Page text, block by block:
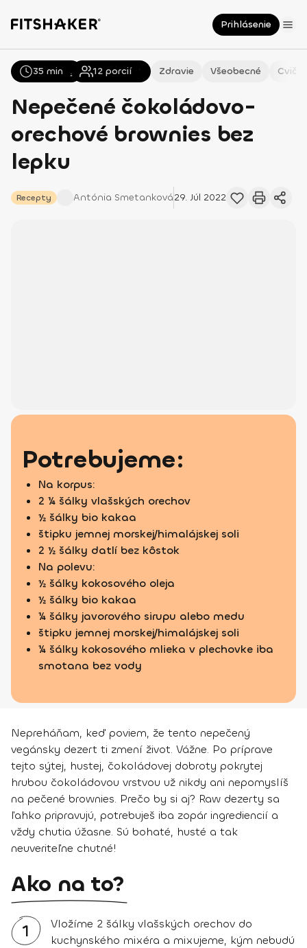
Prihlásenie
Všetky Recepty Zdravie Všeobecné
Nepečené čokoládovo-
orechové brownies bez
lepku
Recepty Antónia Smetanková29. Júl 2022
35 min 12 porcií
Potrebujeme:
Na korpus:
2 ¼ šálky vlašských orechov
½ šálky bio kakaa
štipku jemnej morskej/himalájskej soli
2 ½ šálky datlí bez kôstok
Na polevu:
½ šálky kokosového oleja
½ šálky bio kakaa
¼ šálky javorového sirupu alebo medu
štipku jemnej morskej/himalájskej soli
¼ šálky kokosového mlieka v plechovke iba
smotana bez vody
Nepreháňam, keď poviem, že tento nepečený
vegánsky dezert ti zmení život. Vážne. Po príprave
tejto sýtej, hustej, čokoládovej dobroty pokrytej
hrubou čokoládovou vrstvou už nikdy ani nepomyslíš
na pečené brownies. Prečo by si aj? Raw dezerty sa
ľahko pripravujú, potrebuješ iba zopár ingrediencií a
vždy chutia úžasne. Sú bohaté, husté a tak
neuveriteľne chutné!
Ako na to?
1
Vložíme 2 šálky vlašských orechov do
kuchynského mixéra a mixujeme, kým nebudú